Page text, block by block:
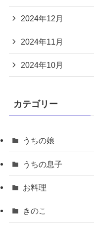
2024年12月
2024年11月
2024年10月
カテゴリー
うちの娘
うちの息子
お料理
きのこ